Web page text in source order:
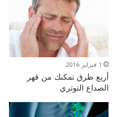
1 فبراير 2016
أربع طرق تمكنك من قهر
الصداع التوتري